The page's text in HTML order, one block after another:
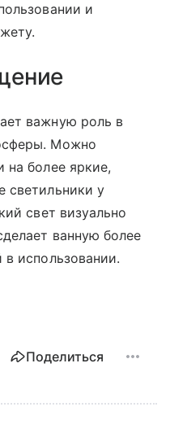
и
важную роль в
Можно
на более яркие,
светильники у
свет визуально
ванную более
в использовании.
Поделиться